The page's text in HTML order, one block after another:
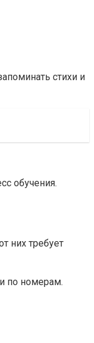
стихи и
обучения.
них требует
по номерам.